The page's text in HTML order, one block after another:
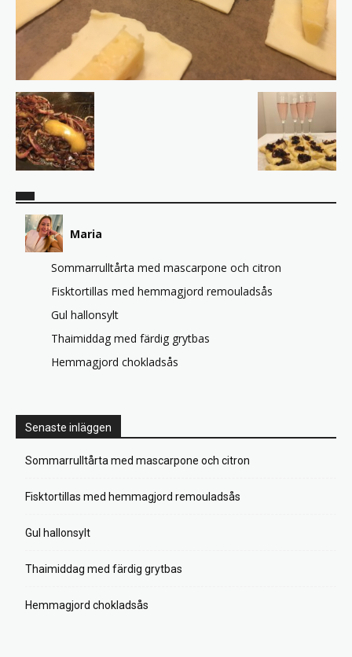
Maria
Sommarrulltårta med mascarpone och citron
Fisktortillas med hemmagjord remouladsås
Gul hallonsylt
Thaimiddag med färdig grytbas
Hemmagjord chokladsås
Senaste inläggen
Sommarrulltårta med mascarpone och citron
Fisktortillas med hemmagjord remouladsås
Gul hallonsylt
Thaimiddag med färdig grytbas
Hemmagjord chokladsås